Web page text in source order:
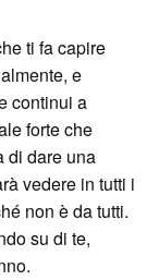
ti fa capire
e
continui a
forte che
di dare una
vedere in tutti i
non è da tutti.
su di te,